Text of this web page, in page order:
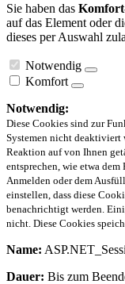
Sie haben das
auf das Element oder
dieses per Auswahl
Notwendig
Komfort
Notwendig:
Diese Cookies sind zur
Systemen nicht deaktiviert
Reaktion auf von Ihnen
entsprechen, wie etwa
Anmelden oder dem
einstellen, dass diese
benachrichtigt werden.
nicht. Diese Cookies
Name:
Dauer: Bis zum